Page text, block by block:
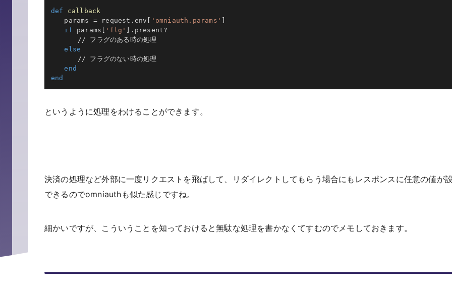
def
callback
params = request . env 'omniauth.params'
if params 'flg' . present?
// フラグのある時の処理
else
// フラグのない時の処理
end
end
というように処理をわけることができます。
決済の処理など外部に一度リクエストを飛ばして、リダイレクトしてもらう場合にもレスポンスに任意の値が
できるのでomniauthも似た感じですね。
細かいですが、こういうことを知っておけると無駄な処理を書かなくてすむのでメモしておきます。